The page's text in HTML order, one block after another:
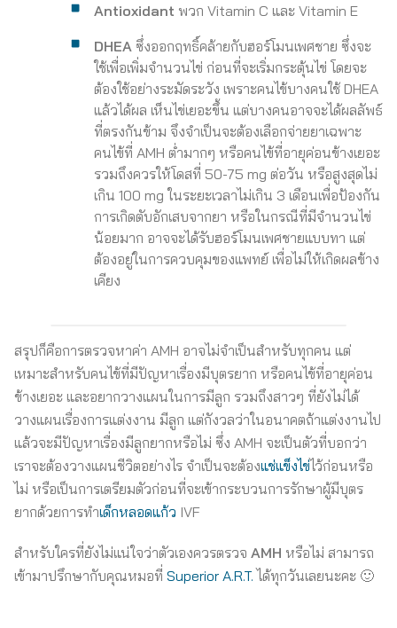
Antioxidant พวก Vitamin C และ Vitamin E
DHEA ซึ่งออกฤทธิ์คล้ายกับฮอร์โมนเพศชาย ซึ่งจะ
ใช้เพื่อเพิ่มจำนวนไข่ ก่อนที่จะเริ่มกระตุ้นไข่ โดยจะ
ต้องใช้อย่างระมัดระวัง เพราะคนไข้บางคนใช้ DHEA
แล้วได้ผล เห็นไข่เยอะขึ้น แต่บางคนอาจจะได้ผลลัพธ์
ที่ตรงกันข้าม จึงจำเป็นจะต้องเลือกจ่ายยาเฉพาะ
คนไข้ที่ AMH ต่ำมากๆ หรือคนไข้ที่อายุค่อนข้างเยอะ
รวมถึงควรให้โดสที่ 50-75 mg ต่อวัน หรือสูงสุดไม่
เกิน 100 mg ในระยะเวลาไม่เกิน 3 เดือนเพื่อป้องกัน
การเกิดตับอักเสบจากยา หรือในกรณีที่มีจำนวนไข่
น้อยมาก อาจจะได้รับฮอร์โมนเพศชายแบบทา แต่
ต้องอยู่ในการควบคุมของแพทย์ เพื่อไม่ให้เกิดผลข้าง
เคียง
สรุปก็คือการตรวจหาค่า AMH อาจไม่จำเป็นสำหรับทุกคน แต่
เหมาะสำหรับคนไข้ที่มีปัญหาเรื่องมีบุตรยาก หรือคนไข้ที่อายุค่อน
ข้างเยอะ และอยากวางแผนในการมีลูก รวมถึงสาวๆ ที่ยังไม่ได้
วางแผนเรื่องการแต่งงาน มีลูก แต่กังวลว่าในอนาคตถ้าแต่งงานไป
แล้วจะมีปัญหาเรื่องมีลูกยากหรือไม่ ซึ่ง AMH จะเป็นตัวที่บอกว่า
เราจะต้องวางแผนชีวิตอย่างไร จำเป็นจะต้องแช่แข็งไข่ไว้ก่อนหรือ
ไม่ หรือเป็นการเตรียมตัวก่อนที่จะเข้ากระบวนการรักษาผู้มีบุตร
ยากด้วยการทำเด็กหลอดแก้ว IVF
สำหรับใครที่ยังไม่แน่ใจว่าตัวเองควรตรวจ AMH หรือไม่ สามารถ
เข้ามาปรึกษากับคุณหมอที่ Superior A.R.T. ได้ทุกวันเลยนะคะ 🙂